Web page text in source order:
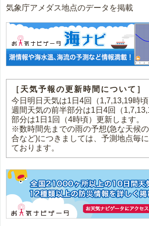
気象庁アメダス地点のデータを掲載
［天気予報の更新時間について］
今日明日天気は1日4回（1,7,13,19時頃
週間天気の前半部分は1日4回（
部分は1日1回（4時頃）更新します。
※数時間先までの雨の予想(急な天候
合など)につきましては、予測地点毎
ております。